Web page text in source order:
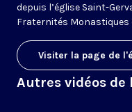
depuis l’église Saint-
Fraternités Monastiques
Visiter la page de
Autres vidéos de